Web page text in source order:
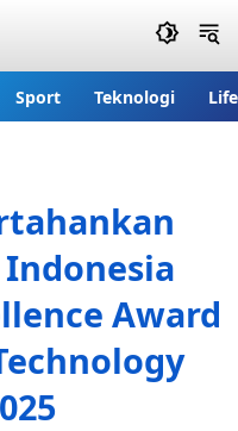
Sport Teknologi
Award